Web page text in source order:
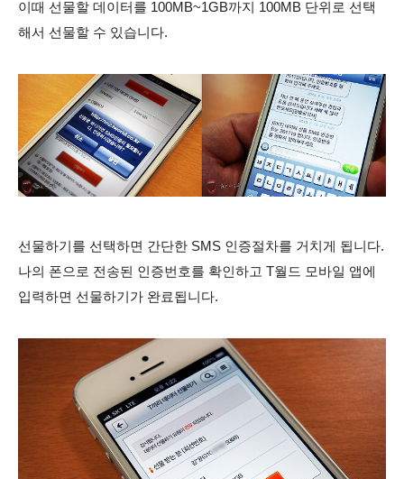
이때 선물할 데이터를 100MB~1GB까지 100MB 단위로 선택
해서 선물할 수 있습니다.
선물하기를 선택하면 간단한 SMS 인증절차를 거치게 됩니다.
나의 폰으로 전송된 인증번호를 확인하고 T월드 모바일 앱에
입력하면 선물하기가 완료됩니다.